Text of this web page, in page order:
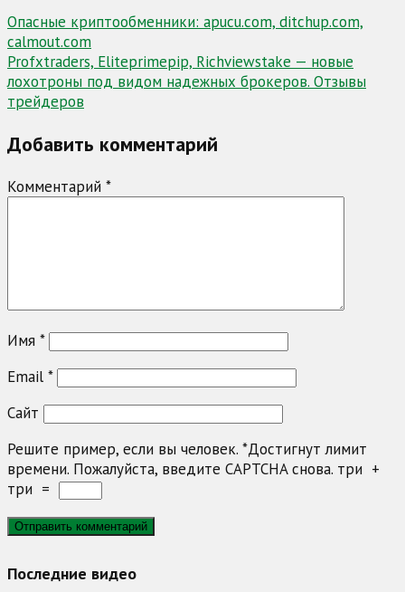
Навигация
по
записям
Опасные криптообменники: apucu.com, ditchup.com,
calmout.com
Profxtraders, Eliteprimepip, Richviewstake — новые
лохотроны под видом надежных брокеров. Отзывы
трейдеров
Добавить комментарий
Комментарий *
Имя *
Email *
Сайт
Решите пример, если вы человек. *Достигнут лимит
времени. Пожалуйста, введите CAPTCHA снова. три +
три =
Последние видео